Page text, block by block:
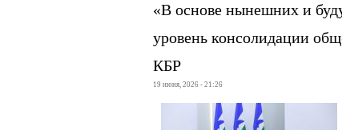
«В основе нынешних и
уровень консолидации
КБР
19 июня, 2026 - 21:26